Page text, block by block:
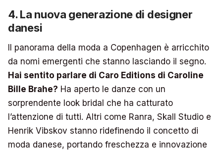
4. La nuova generazione di designer
danesi
Il panorama della moda a Copenhagen è arricchito
da nomi emergenti che stanno lasciando il segno.
Hai sentito parlare di Caro Editions di Caroline
Bille Brahe? Ha aperto le danze con un
sorprendente look bridal che ha catturato
l’attenzione di tutti. Altri come Ranra, Skall Studio e
Henrik Vibskov stanno ridefinendo il concetto di
moda danese, portando freschezza e innovazione